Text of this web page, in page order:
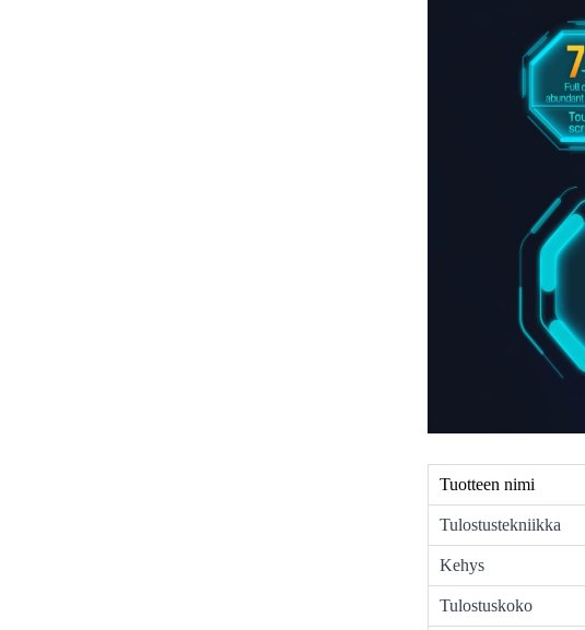
Tuotteen nimi
Tulostustekniikka
Kehys
Tulostuskoko